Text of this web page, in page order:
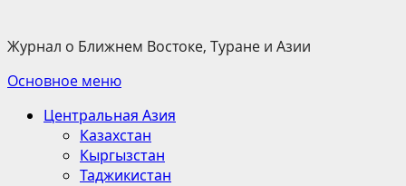
Журнал о Ближнем Востоке, Туране и Азии
Основное меню
Центральная Азия
Казахстан
Кыргызстан
Таджикистан